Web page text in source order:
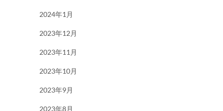
2024年1月
2023年12月
2023年11月
2023年10月
2023年9月
2023年8月